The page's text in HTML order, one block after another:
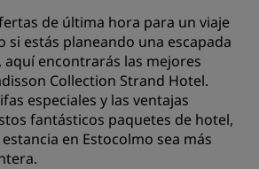
de última hora para un viaje
si estás planeando una escapada
aquí encontrarás las mejores
Collection Strand Hotel.
especiales y las ventajas
fantásticos paquetes de hotel,
en Estocolmo sea más